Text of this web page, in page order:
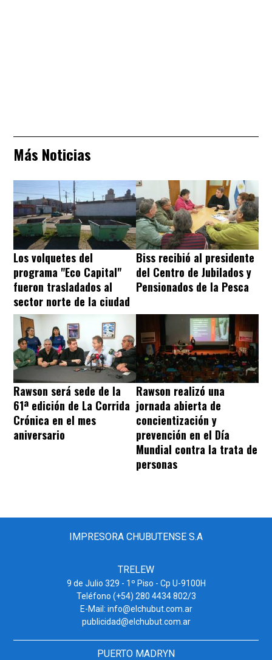
Más Noticias
Los volquetes del
programa "Eco Capital"
fueron trasladados al
sector norte de la ciudad
Biss recibió al presidente
del Centro de Jubilados y
Pensionados de la Pesca
Rawson será sede de la
61ª edición de La Corrida
Crónica en el mes
aniversario
Rawson realizó una
jornada abierta de
concientización y
prevención en el Día
Mundial contra la trata de
personas
IMPRESORA CHUBUTENSE S.A
TRELEW
9 de Julio 329 - 1º Piso - Cp U-9100H
Teléfono (+54) 280 4434 802/3
E-Mail: info@elchubut.com.ar
publicidad@elchubut.com.ar
PUERTO MADRYN